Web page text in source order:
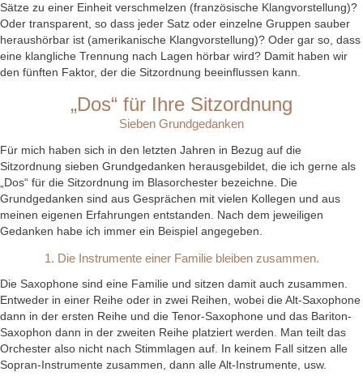
Sätze zu einer Einheit verschmelzen (französische Klangvorstellung)?
Oder transparent, so dass jeder Satz oder einzelne Gruppen sauber
heraushörbar ist (amerikanische Klangvorstellung)? Oder gar so, dass
eine klangliche Trennung nach Lagen hörbar wird? Damit haben wir
den fünften Faktor, der die Sitzordnung beeinflussen kann.
„Dos“ für Ihre Sitzordnung
Sieben Grundgedanken
Für mich haben sich in den letzten Jahren in Bezug auf die
Sitzordnung sieben Grundgedanken herausgebildet, die ich gerne als
„Dos“ für die Sitzordnung im Blasorchester bezeichne. Die
Grundgedanken sind aus Gesprächen mit vielen Kollegen und aus
meinen eigenen Erfahrungen entstanden. Nach dem jeweiligen
Gedanken habe ich immer ein Beispiel angegeben.
1. Die Instrumente einer Familie bleiben zusammen.
Die Saxophone sind eine Familie und sitzen damit auch zusammen.
Entweder in einer Reihe oder in zwei Reihen, wobei die Alt-Saxophone
dann in der ersten Reihe und die Tenor-Saxophone und das Bariton-
Saxophon dann in der zweiten Reihe platziert werden. Man teilt das
Orchester also nicht nach Stimmlagen auf. In keinem Fall sitzen alle
Sopran-Instrumente zusammen, dann alle Alt-Instrumente, usw.